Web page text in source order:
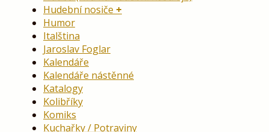
Hudební nosiče
Humor
Italština
Jaroslav Foglar
Kalendáře
Kalendáře nástěnné
Katalogy
Kolibříky
Komiks
Kuchařky / Potraviny